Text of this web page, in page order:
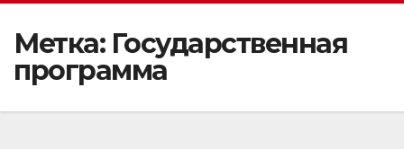
Метка: Государственная
программа